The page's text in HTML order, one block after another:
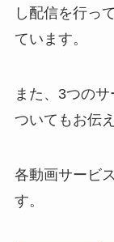
し配信を行っ
ています。
また、3つの
ついてもお伝
各動画サービ
す。